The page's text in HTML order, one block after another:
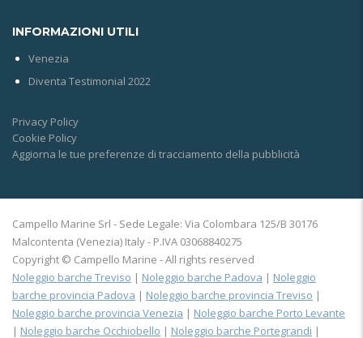
INFORMAZIONI UTILI
Venezia
Diventa Testimonial 2022
Privacy Policy
Cookie Policy
Aggiorna le tue preferenze di tracciamento della pubblicità
Campello Marine Srl - Sede Legale: Via Colombara 125/B 30176
Malcontenta (Venezia) Italy - P.IVA 03068840275
Copyright © Campello Marine - All rights reserved
Noleggio barche Treviso | Noleggio barche Padova | Noleggio
barche provincia Padova | Noleggio barche provincia Treviso |
Noleggio barche provincia Venezia | Noleggio barche Porto Levante
| Noleggio barche Occhiobello | Noleggio barche Portegrandi |